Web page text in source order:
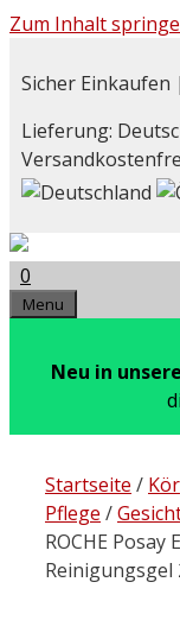
Zum Inhalt
Sicher Einkaufen
Lieferung:
0
Menu
Neu in
Startseite /
Pflege /
ROCHE
Reinigungsgel